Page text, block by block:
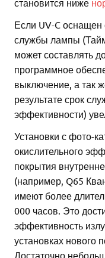
Если UV-C оснащен
службы лампы
может составлять
программное
выключение, а так
результате срок
эффективности)
Установки с фото-
окислительного
покрытия
(например, Q65
имеют более
000 часов. Это
эффективность
установках нового
Достаточно